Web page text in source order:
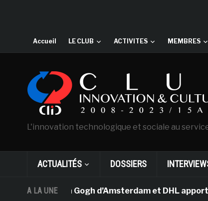
Accueil LE CLUB ACTIVITES MEMBRES
L'innovation technologique et sociale au
ACTUALITÉS DOSSIERS
A LA UNE
Van Gogh d’Amsterdam et DHL apportent